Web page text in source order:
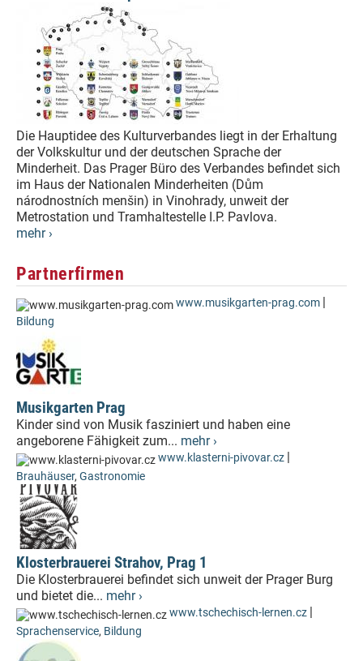
Die Hauptidee des Kulturverbandes liegt in der Erhaltung
der Volkskultur und der deutschen Sprache der
Minderheit. Das Prager Büro des Verbandes befindet sich
im Haus der Nationalen Minderheiten (Dům
národnostních menšin) in Vinohrady, unweit der
Metrostation und Tramhaltestelle I.P. Pavlova.
mehr ›
Partnerfirmen
www.musikgarten-prag.com |
Bildung
Musikgarten Prag
Kinder sind von Musik fasziniert und haben eine
angeborene Fähigkeit zum... mehr ›
www.klasterni-pivovar.cz |
Brauhäuser, Gastronomie
Klosterbrauerei Strahov, Prag 1
Die Klosterbrauerei befindet sich unweit der Prager Burg
und bietet die... mehr ›
www.tschechisch-lernen.cz |
Sprachenservice, Bildung